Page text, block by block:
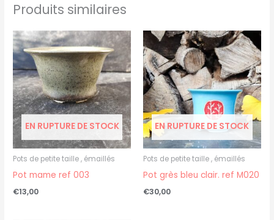
Produits similaires
EN RUPTURE DE STOCK
Pots de petite taille , émaillés
Pot mame ref 003
€13,00
EN RUPTURE DE STOCK
Pots de petite taille , émaillés
Pot grès bleu clair. ref M020
€30,00